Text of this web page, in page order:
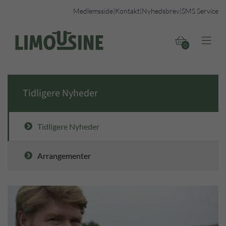
Medlemsside|Kontakt|Nyhedsbrev|SMS Service


0
Tidligere Nyheder
Tidligere Nyheder
Arrangementer